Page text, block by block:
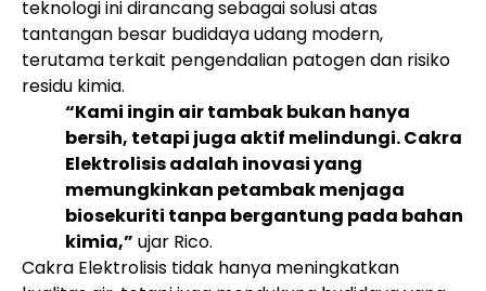
teknologi ini dirancang sebagai solusi atas
tantangan besar budidaya udang modern,
terutama terkait pengendalian patogen dan risiko
residu kimia.
“Kami ingin air tambak bukan hanya
bersih, tetapi juga aktif melindungi. Cakra
Elektrolisis adalah inovasi yang
memungkinkan petambak menjaga
biosekuriti tanpa bergantung pada bahan
kimia,” ujar Rico.
Cakra Elektrolisis tidak hanya meningkatkan